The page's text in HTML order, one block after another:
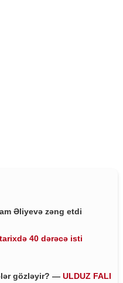
Əliyevə zəng etdi
40 dərəcə isti
gözləyir? — ULDUZ FALI